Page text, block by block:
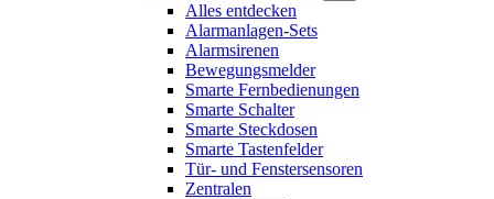
Alles entdecken
Alarmanlagen-Sets
Alarmsirenen
Bewegungsmelder
Smarte Fernbedienungen
Smarte Schalter
Smarte Steckdosen
Smarte Tastenfelder
Tür- und Fenstersensoren
Zentralen